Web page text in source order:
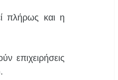
πλήρως και η
επιχειρήσεις